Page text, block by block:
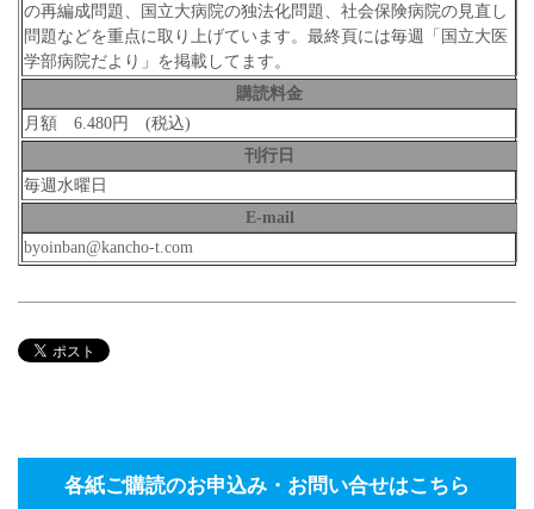
の再編成問題、国立大病院の独法化問題、社会保険病院の見直し
問題などを重点に取り上げています。最終頁には毎週「国立大医
学部病院だより」を掲載してます。
購読料金
月額 6.480円 (税込)
刊行日
毎週水曜日
E-mail
byoinban@kancho-t.com
各紙ご購読のお申込み・お問い合せはこちら